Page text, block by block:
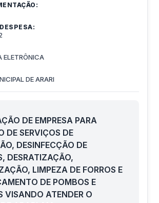
ELETRÔNICA
DE ARARI
DE EMPRESA PARA
DE SERVIÇOS DE
DESINFECÇÃO DE
DESRATIZAÇÃO,
LIMPEZA DE FORROS E
DE POMBOS E
VISANDO ATENDER O